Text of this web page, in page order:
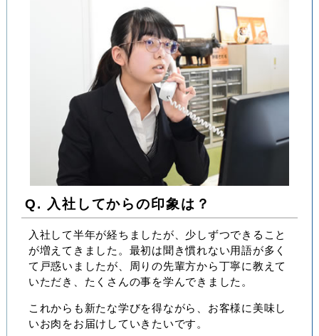
Q. 入社してからの印象は？
入社して半年が経ちましたが、少しずつできること
が増えてきました。最初は聞き慣れない用語が多く
て戸惑いましたが、周りの先輩方から丁寧に教えて
いただき、たくさんの事を学んできました。
これからも新たな学びを得ながら、お客様に美味し
いお肉をお届けしていきたいです。